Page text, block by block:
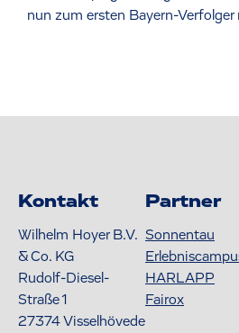
nun zum ersten Bayern-Verfolger
Kontakt
Wilhelm Hoyer B.V.
& Co. KG
Rudolf-Diesel-
Straße 1
27374Visselhövede
Partner
Sonnentau
HARLAPP
Fairox